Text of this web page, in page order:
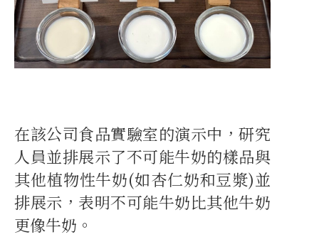
在該公司食品實驗室的演示中，研究
人員並排展示了不可能牛奶的樣品與
其他植物性牛奶(如杏仁奶和豆漿)並
排展示，表明不可能牛奶比其他牛奶
更像牛奶。